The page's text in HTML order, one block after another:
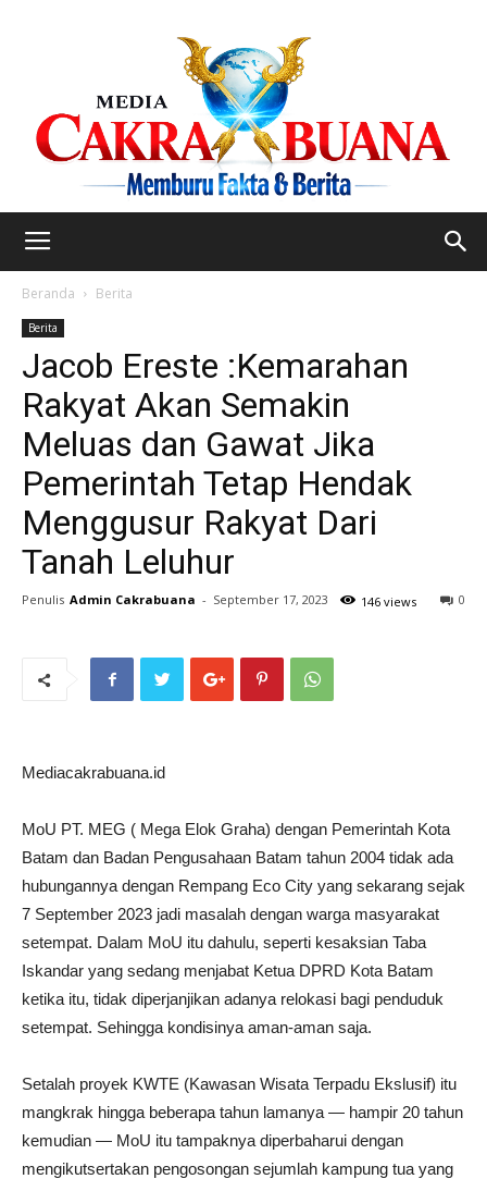
Beranda Berita
Berita
Jacob Ereste :Kemarahan
Rakyat Akan Semakin
Meluas dan Gawat Jika
Pemerintah Tetap Hendak
Menggusur Rakyat Dari
Tanah Leluhur
Penulis Admin Cakrabuana - September 17, 2023 0
146 views
Mediacakrabuana.id
MoU PT. MEG ( Mega Elok Graha) dengan Pemerintah Kota
Batam dan Badan Pengusahaan Batam tahun 2004 tidak ada
hubungannya dengan Rempang Eco City yang sekarang sejak
7 September 2023 jadi masalah dengan warga masyarakat
setempat. Dalam MoU itu dahulu, seperti kesaksian Taba
Iskandar yang sedang menjabat Ketua DPRD Kota Batam
ketika itu, tidak diperjanjikan adanya relokasi bagi penduduk
setempat. Sehingga kondisinya aman-aman saja.
Setalah proyek KWTE (Kawasan Wisata Terpadu Ekslusif) itu
mangkrak hingga beberapa tahun lamanya — hampir 20 tahun
kemudian — MoU itu tampaknya diperbaharui dengan
mengikutsertakan pengosongan sejumlah kampung tua yang